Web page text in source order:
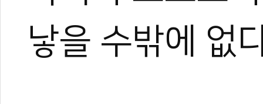
낳을 수밖에 없